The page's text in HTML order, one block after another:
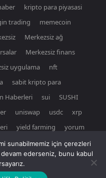
kripto para piyasasi
trading
memecoin
Merkezsiz ağ
Merkezsiz finans
uygulama
nft
sabit kripto para
Haberleri sui
SUSHI
uniswap usdc
xrp
yield farming yorum
sunabilmemiz için çerezleri
ederseniz, bunu kabul